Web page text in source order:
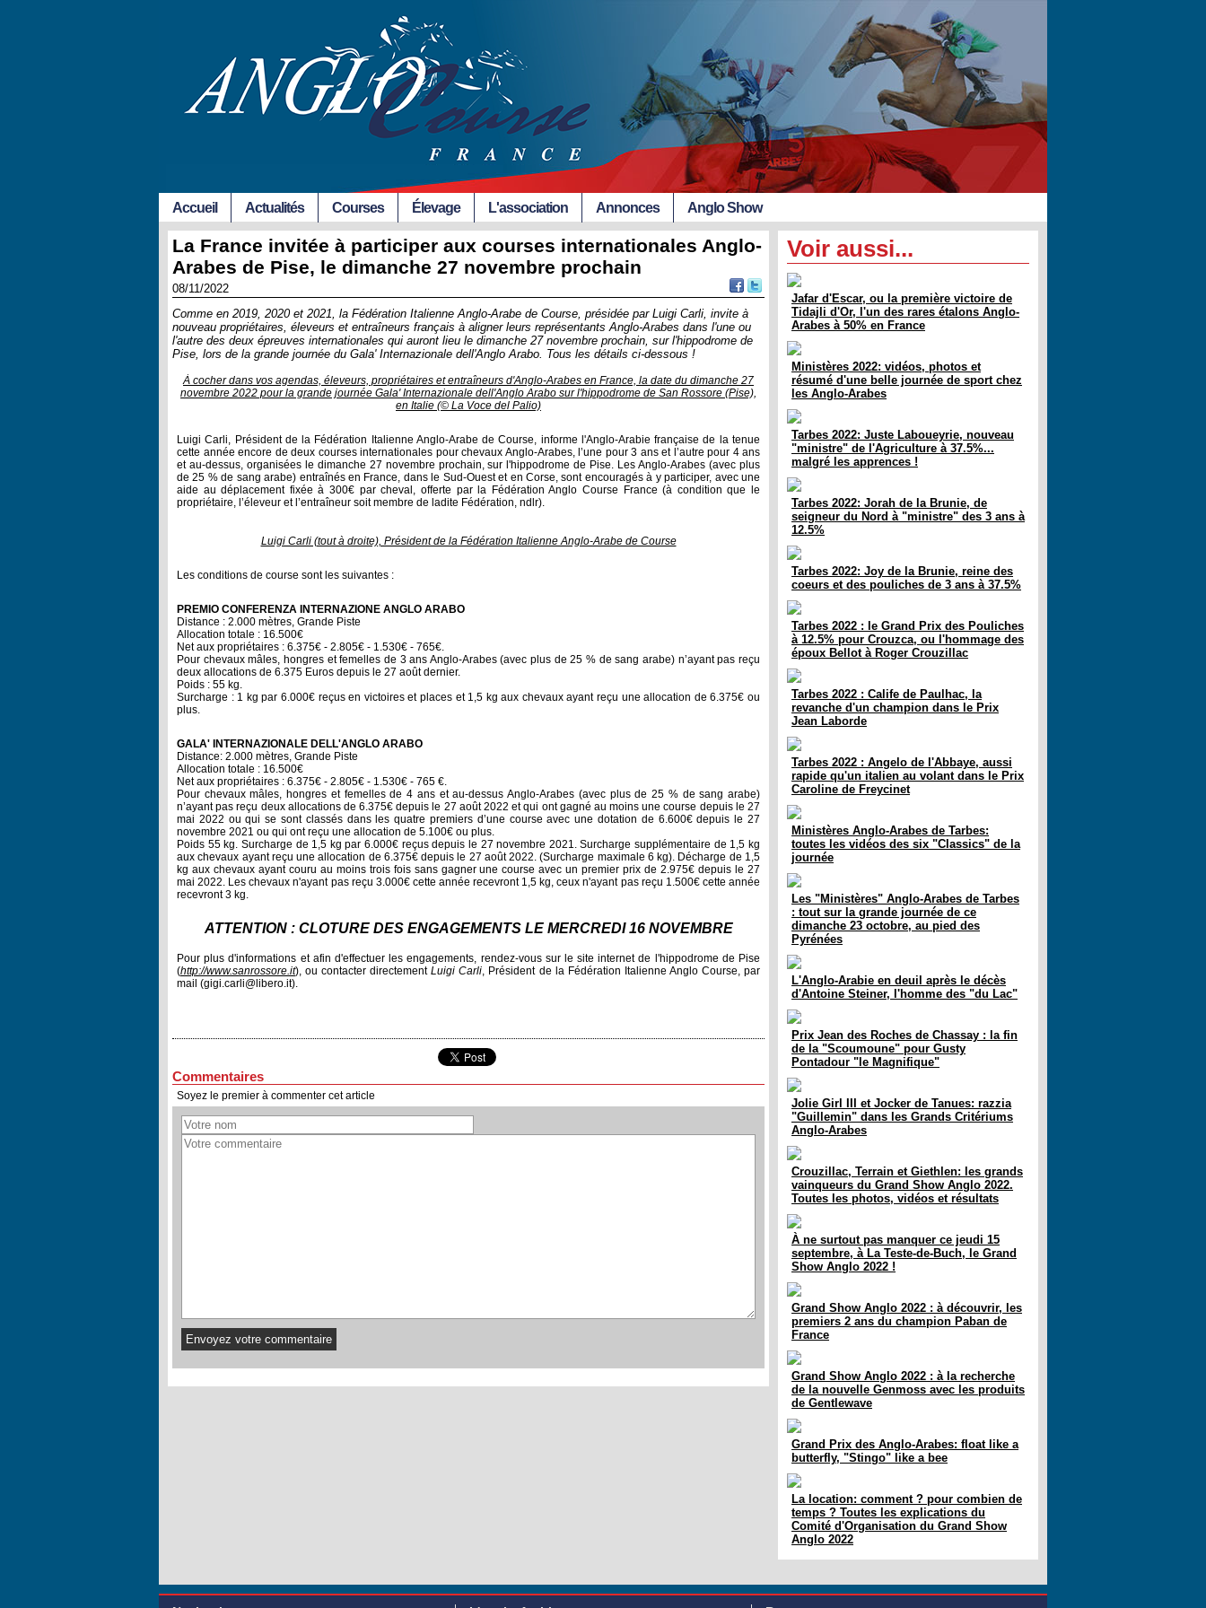
Accueil Actualités Courses Élevage L'association Annonces Anglo Show
La France invitée à participer aux courses internationales Anglo-
Arabes de Pise, le dimanche 27 novembre prochain
08/11/2022
Comme en 2019, 2020 et 2021, la Fédération Italienne Anglo-Arabe de Course, présidée par Luigi Carli, invite à
nouveau propriétaires, éleveurs et entraîneurs français à aligner leurs représentants Anglo-Arabes dans l'une ou
l'autre des deux épreuves internationales qui auront lieu le dimanche 27 novembre prochain, sur l'hippodrome de
Pise, lors de la grande journée du Gala' Internazionale dell'Anglo Arabo. Tous les détails ci-dessous !
À cocher dans vos agendas, éleveurs, propriétaires et entraîneurs d'Anglo-Arabes en France, la date du dimanche 27
novembre 2022 pour la grande journée Gala' Internazionale dell'Anglo Arabo sur l'hippodrome de San Rossore (Pise),
en Italie (© La Voce del Palio)
Luigi Carli, Président de la Fédération Italienne Anglo-Arabe de Course, informe l'Anglo-Arabie française de la tenue
cette année encore de deux courses internationales pour chevaux Anglo-Arabes, l’une pour 3 ans et l’autre pour 4 ans
et au-dessus, organisées le dimanche 27 novembre prochain, sur l'hippodrome de Pise. Les Anglo-Arabes (avec plus
de 25 % de sang arabe) entraînés en France, dans le Sud-Ouest et en Corse, sont encouragés à y participer, avec une
aide au déplacement fixée à 300€ par cheval, offerte par la Fédération Anglo Course France (à condition que le
propriétaire, l’éleveur et l’entraîneur soit membre de ladite Fédération, ndlr).
Luigi Carli (tout à droite), Président de la Fédération Italienne Anglo-Arabe de Course
Les conditions de course sont les suivantes :
PREMIO CONFERENZA INTERNAZIONE ANGLO ARABO
Distance : 2.000 mètres, Grande Piste
Allocation totale : 16.500€
Net aux propriétaires : 6.375€ - 2.805€ - 1.530€ - 765€.
Pour chevaux mâles, hongres et femelles de 3 ans Anglo-Arabes (avec plus de 25 % de sang arabe) n’ayant pas reçu
deux allocations de 6.375 Euros depuis le 27 août dernier.
Poids : 55 kg.
Surcharge : 1 kg par 6.000€ reçus en victoires et places et 1,5 kg aux chevaux ayant reçu une allocation de 6.375€ ou
plus.
GALA' INTERNAZIONALE DELL'ANGLO ARABO
Distance: 2.000 mètres, Grande Piste
Allocation totale : 16.500€
Net aux propriétaires : 6.375€ - 2.805€ - 1.530€ - 765 €.
Pour chevaux mâles, hongres et femelles de 4 ans et au-dessus Anglo-Arabes (avec plus de 25 % de sang arabe)
n’ayant pas reçu deux allocations de 6.375€ depuis le 27 août 2022 et qui ont gagné au moins une course depuis le 27
mai 2022 ou qui se sont classés dans les quatre premiers d’une course avec une dotation de 6.600€ depuis le 27
novembre 2021 ou qui ont reçu une allocation de 5.100€ ou plus.
Poids 55 kg. Surcharge de 1,5 kg par 6.000€ reçus depuis le 27 novembre 2021. Surcharge supplémentaire de 1,5 kg
aux chevaux ayant reçu une allocation de 6.375€ depuis le 27 août 2022. (Surcharge maximale 6 kg). Décharge de 1,5
kg aux chevaux ayant couru au moins trois fois sans gagner une course avec un premier prix de 2.975€ depuis le 27
mai 2022. Les chevaux n'ayant pas reçu 3.000€ cette année recevront 1,5 kg, ceux n'ayant pas reçu 1.500€ cette année
recevront 3 kg.
ATTENTION : CLÔTURE DES ENGAGEMENTS LE MERCREDI 16 NOVEMBRE
Pour plus d'informations et afin d'effectuer les engagements, rendez-vous sur le site internet de l'hippodrome de Pise
(http://www.sanrossore.it), ou contacter directementLuigi Carli, Président de la Fédération Italienne Anglo Course, par
mail (gigi.carli@libero.it).
Commentaires
Soyez le premier à commenter cet article
Voir aussi...
Jafar d'Escar, ou la première victoire de
Tidajli d'Or, l'un des rares étalons Anglo-
Arabes à 50% en France
Ministères 2022: vidéos, photos et
résumé d'une belle journée de sport chez
les Anglo-Arabes
Tarbes 2022: Juste Laboueyrie, nouveau
"ministre" de l'Agriculture à 37.5%...
malgré les apprences !
Tarbes 2022: Jorah de la Brunie, de
seigneur du Nord à "ministre" des 3 ans à
12.5%
Tarbes 2022: Joy de la Brunie, reine des
coeurs et des pouliches de 3 ans à 37.5%
Tarbes 2022 : le Grand Prix des Pouliches
à 12.5% pour Crouzca, ou l'hommage des
époux Bellot à Roger Crouzillac
Tarbes 2022 : Calife de Paulhac, la
revanche d'un champion dans le Prix
Jean Laborde
Tarbes 2022 : Angelo de l'Abbaye, aussi
rapide qu'un italien au volant dans le Prix
Caroline de Freycinet
Ministères Anglo-Arabes de Tarbes:
toutes les vidéos des six "Classics" de la
journée
Les "Ministères" Anglo-Arabes de Tarbes
: tout sur la grande journée de ce
dimanche 23 octobre, au pied des
Pyrénées
L'Anglo-Arabie en deuil après le décès
d'Antoine Steiner, l'homme des "du Lac"
Prix Jean des Roches de Chassay : la fin
de la "Scoumoune" pour Gusty
Pontadour "le Magnifique"
Jolie Girl III et Jocker de Tanues: razzia
"Guillemin" dans les Grands Critériums
Anglo-Arabes
Crouzillac, Terrain et Giethlen: les grands
vainqueurs du Grand Show Anglo 2022.
Toutes les photos, vidéos et résultats
À ne surtout pas manquer ce jeudi 15
septembre, à La Teste-de-Buch, le Grand
Show Anglo 2022 !
Grand Show Anglo 2022 : à découvrir, les
premiers 2 ans du champion Paban de
France
Grand Show Anglo 2022 : à la recherche
de la nouvelle Genmoss avec les produits
de Gentlewave
Grand Prix des Anglo-Arabes: float like a
butterfly, "Stingo" like a bee
La location: comment ? pour combien de
temps ? Toutes les explications du
Comité d'Organisation du Grand Show
Anglo 2022